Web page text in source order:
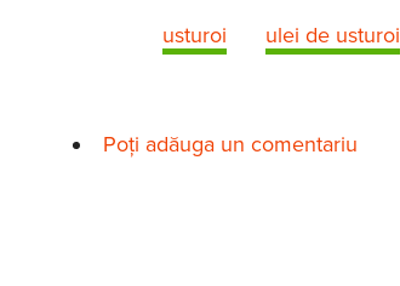
usturoi ulei de usturoi
Poți adăuga un comentariu